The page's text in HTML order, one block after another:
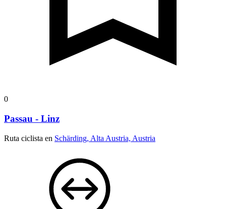
0
Passau - Linz
Ruta ciclista en Schärding, Alta Austria, Austria